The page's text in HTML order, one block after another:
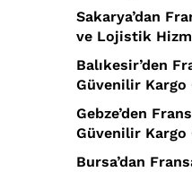
Sakarya’dan
ve Lojistik
Balıkesir’den
Güvenilir Kargo
Gebze’den
Güvenilir Kargo
Bursa’dan